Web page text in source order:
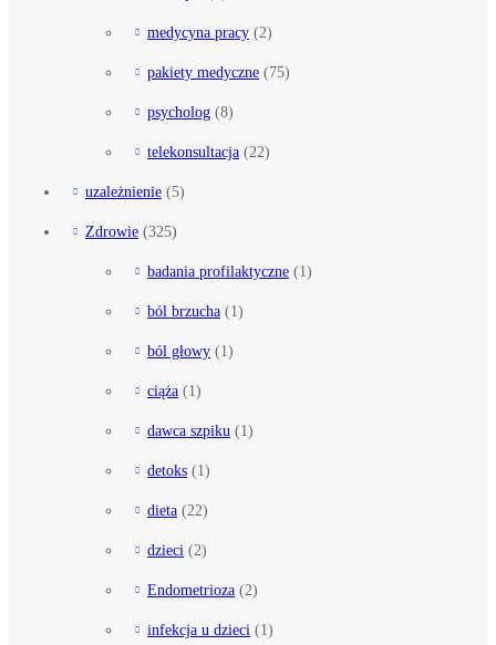
medycyna pracy (2)
pakiety medyczne (75)
psycholog (8)
telekonsultacja (22)
uzależnienie (5)
Zdrowie (325)
badania profilaktyczne (1)
ból brzucha (1)
ból głowy (1)
ciąża (1)
dawca szpiku (1)
detoks (1)
dieta (22)
dzieci (2)
Endometrioza (2)
infekcja u dzieci (1)